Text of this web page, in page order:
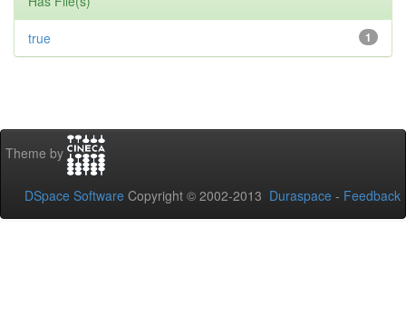
1
true
Theme by
DSpace Software Copyright © 2002-2013 Duraspace - Feedback